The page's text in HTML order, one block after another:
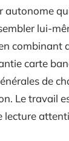
autonome
lui-
combinant
carte
de
Le travail
lecture